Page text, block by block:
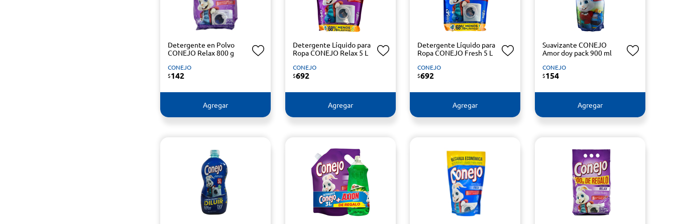
Detergente en Polvo
CONEJO Relax 800 g
CONEJO
$142
Agregar
Detergente Líquido para
Ropa CONEJO Relax 5 L
CONEJO
$692
Agregar
Detergente Líquido para
Ropa CONEJO Fresh 5 L
CONEJO
$692
Agregar
Suavizante CONEJO
Amor doy pack 900 ml
CONEJO
$154
Agregar